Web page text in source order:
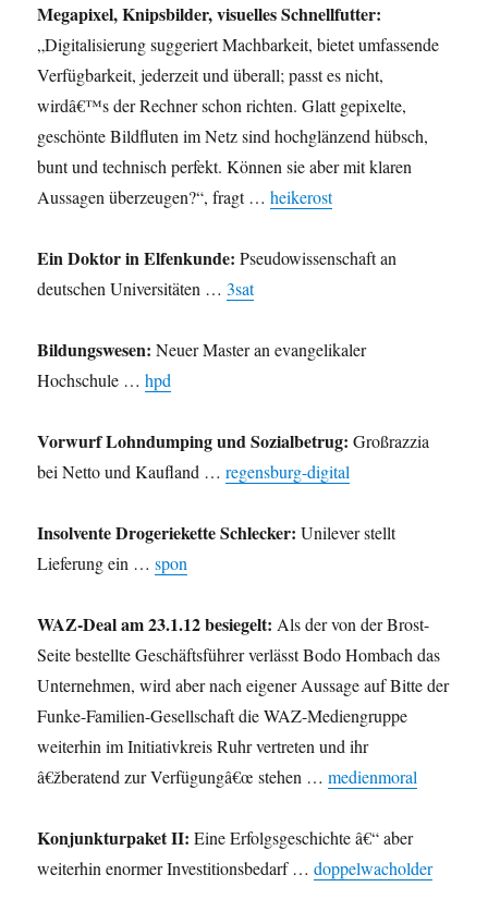
Megapixel, Knipsbilder, visuelles Schnellfutter:
„Digitalisierung suggeriert Machbarkeit, bietet umfassende
Verfügbarkeit, jederzeit und überall; passt es nicht,
wirdâ€™s der Rechner schon richten. Glatt gepixelte,
geschönte Bildfluten im Netz sind hochglänzend hübsch,
bunt und technisch perfekt. Können sie aber mit klaren
Aussagen überzeugen?“, fragt …heikerost
Ein Doktor in Elfenkunde: Pseudowissenschaft an
deutschen Universitäten …3sat
Bildungswesen: Neuer Master an evangelikaler
Hochschule …hpd
Vorwurf Lohndumping und Sozialbetrug: Großrazzia
bei Netto und Kaufland …regensburg-digital
Insolvente Drogeriekette Schlecker: Unilever stellt
Lieferung ein …spon
WAZ-Deal am 23.1.12 besiegelt: Als der von der Brost-
Seite bestellte Geschäftsführer verlässt Bodo Hombach das
Unternehmen, wird aber nach eigener Aussage auf Bitte der
Funke-Familien-Gesellschaft die WAZ-Mediengruppe
weiterhin im Initiativkreis Ruhr vertreten und ihr
â€žberatend zur Verfügungâ€œ stehen …medienmoral
Konjunkturpaket II: Eine Erfolgsgeschichte â€“ aber
weiterhin enormer Investitionsbedarf …doppelwacholder